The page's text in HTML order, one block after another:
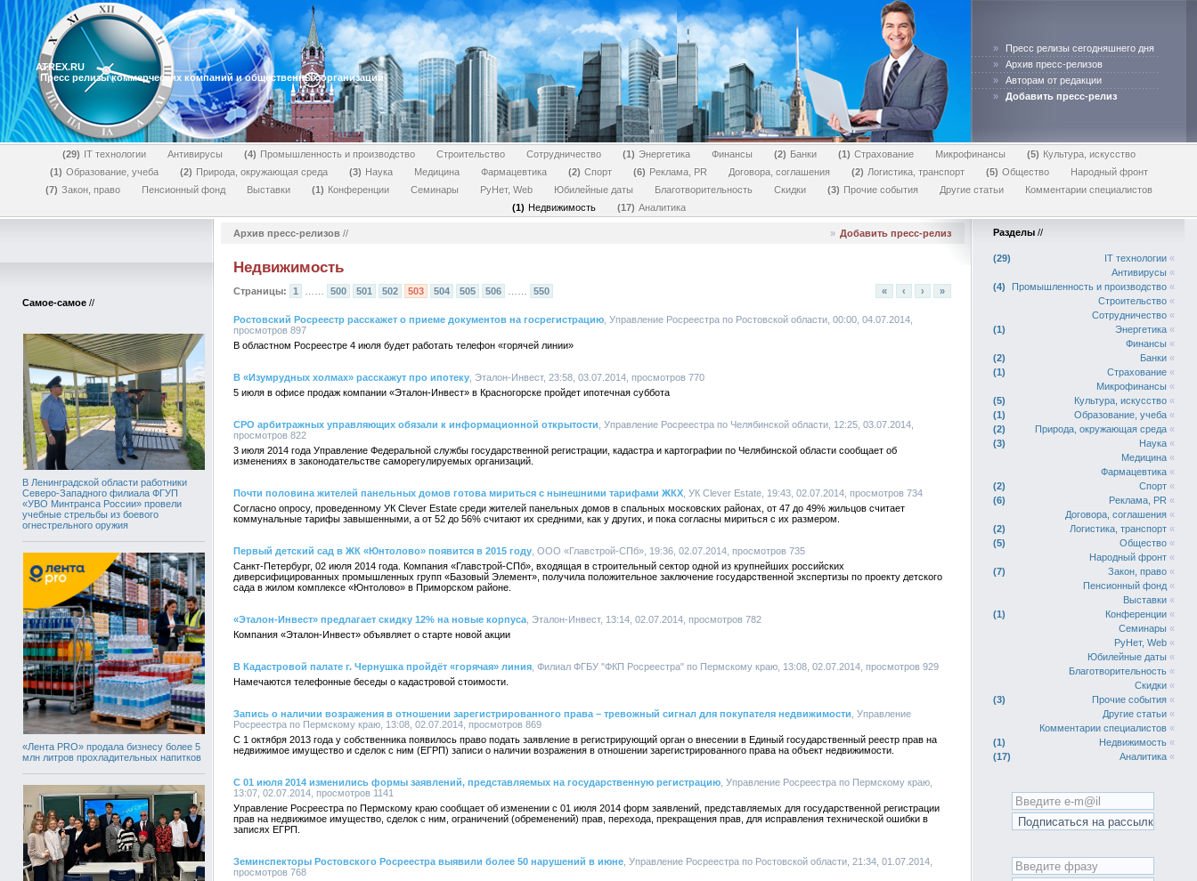
ATREX.RU
Пресс релизы коммерческих компаний и общественных организаций
»
Пресс релизы сегодняшнего дня
»
Архив пресс-релизов
»
Авторам от редакции
»
Добавить пресс-релиз
29 IT технологии Антивирусы 4 Промышленность и производство Строительство Сотрудничество 1 Энергетика Финансы 2 Банки 1 Страхование Микрофинансы 5
Культура, искусство
1
Образование, учеба 2 Природа, окружающая среда 3 Наука Медицина Фармацевтика 2 Спорт 6 Реклама, PR Договора, соглашения 2 Логистика, транспорт 5 Общество
Народный фронт
7
Закон, право Пенсионный фонд Выставки 1 Конференции Семинары РуНет, Web Юбилейные даты Благотворительность Скидки 3 Прочие события Другие статьи
Комментарии специалистов
1
Недвижимость 17 Аналитика
Самое-самое //
В Ленинградской области работники
Северо-Западного филиала ФГУП
«УВО Минтранса России» провели
учебные стрельбы из боевого
огнестрельного оружия
«Лента PRO» продала бизнесу более 5
млн литров прохладительных напитков
Архив пресс-релизов // » Добавить пресс-релиз
Недвижимость
Страницы: 1 500 501 502 503 504 505 506 550 « ‹ › »
Ростовский Росреестр расскажет о приеме документов на госрегистрацию , Управление Росреестра по Ростовской области, 00:00, 04.07.2014,
просмотров 897
В областном Росреестре 4 июля будет работать телефон «горячей линии»
В «Изумрудных холмах» расскажут про ипотеку , Эталон-Инвест, 23:58, 03.07.2014, просмотров 770
5 июля в офисе продаж компании «Эталон-Инвест» в Красногорске пройдет ипотечная суббота
СРО арбитражных управляющих обязали к информационной открытости , Управление Росреестра по Челябинской области, 12:25, 03.07.2014,
просмотров 822
3 июля 2014 года Управление Федеральной службы государственной регистрации, кадастра и картографии по Челябинской области сообщает об
изменениях в законодательстве саморегулируемых организаций.
Почти половина жителей панельных домов готова мириться с нынешними тарифами ЖКХ , УК Clever Estate, 19:43, 02.07.2014, просмотров 734
Согласно опросу, проведенному УК Clever Estate среди жителей панельных домов в спальных московских районах, от 47 до 49% жильцов считает
коммунальные тарифы завышенными, а от 52 до 56% считают их средними, как у других, и пока согласны мириться с их размером.
Первый детский сад в ЖК «Юнтолово» появится в 2015 году , ООО «Главстрой-СПб», 19:36, 02.07.2014, просмотров 735
Санкт-Петербург, 02 июля 2014 года. Компания «Главстрой-СПб», входящая в строительный сектор одной из крупнейших российских
диверсифицированных промышленных групп «Базовый Элемент», получила положительное заключение государственной экспертизы по проекту детского
сада в жилом комплексе «Юнтолово» в Приморском районе.
«Эталон-Инвест» предлагает скидку 12% на новые корпуса , Эталон-Инвест, 13:14, 02.07.2014, просмотров 782
Компания «Эталон-Инвест» объявляет о старте новой акции
В Кадастровой палате г. Чернушка пройдёт «горячая» линия , Филиал ФГБУ "ФКП Росреестра" по Пермскому краю, 13:08, 02.07.2014, просмотров 929
Намечаются телефонные беседы о кадастровой стоимости.
Запись о наличии возражения в отношении зарегистрированного права – тревожный сигнал для покупателя недвижимости , Управление
Росреестра по Пермскому краю, 13:08, 02.07.2014, просмотров 869
С 1 октября 2013 года у собственника появилось право подать заявление в регистрирующий орган о внесении в Единый государственный реестр прав на
недвижимое имущество и сделок с ним (ЕГРП) записи о наличии возражения в отношении зарегистрированного права на объект недвижимости.
С 01 июля 2014 изменились формы заявлений, представляемых на государственную регистрацию , Управление Росреестра по Пермскому краю,
13:07, 02.07.2014, просмотров 1141
Управление Росреестра по Пермскому краю сообщает об изменении с 01 июля 2014 форм заявлений, представляемых для государственной регистрации
прав на недвижимое имущество, сделок с ним, ограничений (обременений) прав, перехода, прекращения прав, для исправления технической ошибки в
записях ЕГРП.
Земинспекторы Ростовского Росреестра выявили более 50 нарушений в июне , Управление Росреестра по Ростовской области, 21:34, 01.07.2014,
просмотров 768
Разделы //
29 IT технологии «
Антивирусы «
4
Промышленность и производство «
Строительство «
Сотрудничество «
1
Энергетика «
Финансы «
2
Банки «
1
Страхование «
Микрофинансы «
5
Культура, искусство «
1
Образование, учеба «
2
Природа, окружающая среда «
3
Наука «
Медицина «
Фармацевтика «
2
Спорт «
6
Реклама, PR «
Договора, соглашения «
2
Логистика, транспорт «
5
Общество «
Народный фронт «
7
Закон, право «
Пенсионный фонд «
Выставки «
1
Конференции «
Семинары «
РуНет, Web «
Юбилейные даты «
Благотворительность «
Скидки «
3
Прочие события «
Другие статьи «
Комментарии специалистов «
1
Недвижимость «
17
Аналитика «